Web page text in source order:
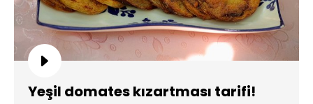
Yeşil domates kızartması tarifi!